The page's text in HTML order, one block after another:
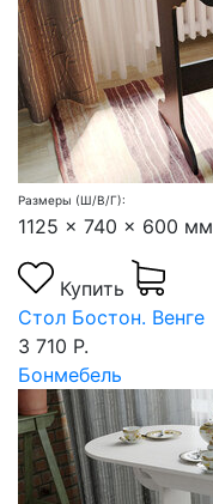
Размеры (Ш/В/Г):
1125 x 740 x 600 мм
Купить
Стол Бостон. Венге
3 710 Р.
Бонмебель